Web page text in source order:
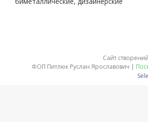
Сайт
ФОП Питлюк Руслан Ярославович |